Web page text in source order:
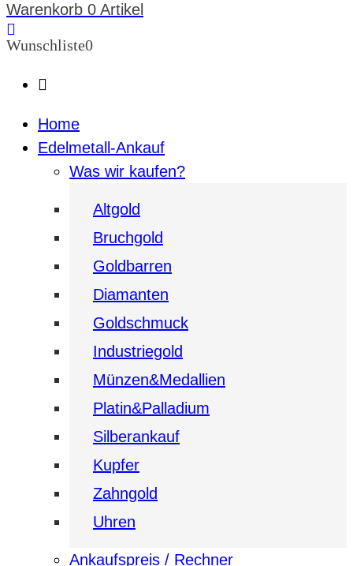
Warenkorb 0 Artikel
Wunschliste0
Home
Edelmetall-Ankauf
Was wir kaufen?
Altgold
Bruchgold
Goldbarren
Diamanten
Goldschmuck
Industriegold
Münzen&Medallien
Platin&Palladium
Silberankauf
Kupfer
Zahngold
Uhren
Ankaufspreis / Rechner